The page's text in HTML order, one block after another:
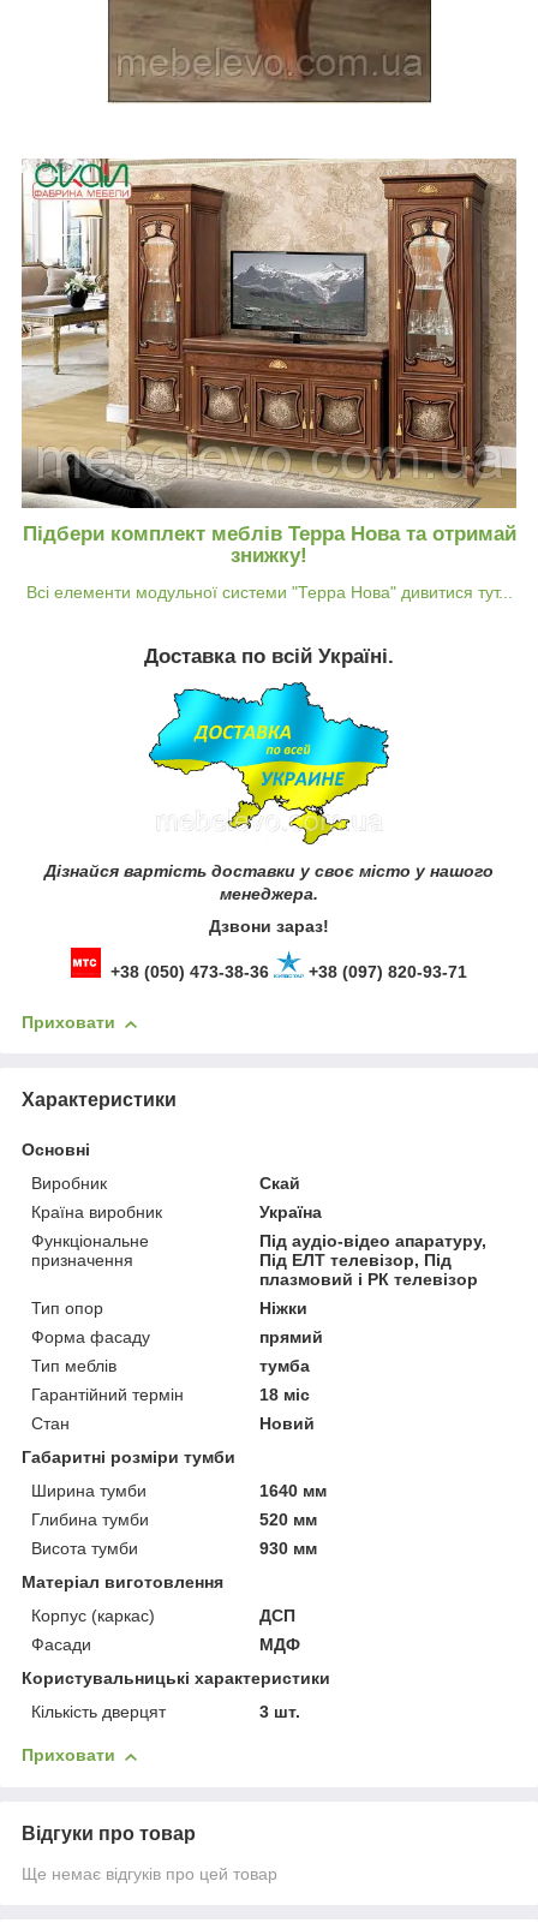
Підбери комплект меблів Терра Нова та отримай
знижку!
Всі елементи модульної системи "Терра Нова" дивитися тут...
Доставка по всій Україні.
Дізнайся вартість доставки у своє місто у нашого
менеджера.
Дзвони зараз!
+38 (050) 473-38-36 +38 (097) 820-93-71
Приховати
Характеристики
Основні
Виробник
Скай
Країна виробник
Україна
Функціональне
призначення
Під аудіо-відео апаратуру,
Під ЕЛТ телевізор, Під
плазмовий і РК телевізор
Тип опор
Ніжки
Форма фасаду
прямий
Тип меблів
тумба
Гарантійний термін
18 міс
Стан
Новий
Габаритні розміри тумби
Ширина тумби
1640 мм
Глибина тумби
520 мм
Висота тумби
930 мм
Матеріал виготовлення
Корпус (каркас)
ДСП
Фасади
МДФ
Користувальницькі характеристики
Кількість дверцят
3 шт.
Приховати
Відгуки про товар
Ще немає відгуків про цей товар